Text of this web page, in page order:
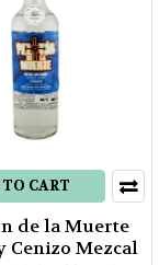
CART
de la Muerte
Cenizo Mezcal